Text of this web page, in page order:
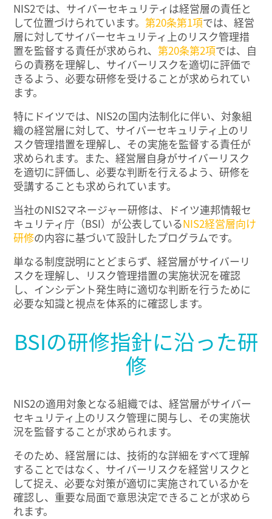
NIS2では、サイバーセキュリティは経営層の責任と
して位置づけられています。第20条第1項では、経営
層に対してサイバーセキュリティ上のリスク管理措
置を監督する責任が求められ、第20条第2項では、自
らの責務を理解し、サイバーリスクを適切に評価で
きるよう、必要な研修を受けることが求められてい
ます。
特にドイツでは、NIS2の国内法制化に伴い、対象組
織の経営層に対して、サイバーセキュリティ上のリ
スク管理措置を理解し、その実施を監督する責任が
求められます。また、経営層自身がサイバーリスク
を適切に評価し、必要な判断を行えるよう、研修を
受講することも求められています。
当社のNIS2マネージャー研修は、ドイツ連邦情報セ
キュリティ庁（BSI）が公表しているNIS2経営層向け
研修の内容に基づいて設計したプログラムです。
単なる制度説明にとどまらず、経営層がサイバーリ
スクを理解し、リスク管理措置の実施状況を確認
し、インシデント発生時に適切な判断を行うために
必要な知識と視点を体系的に確認します。
BSIの研修指針に沿った研
修
NIS2の適用対象となる組織では、経営層がサイバー
セキュリティ上のリスク管理に関与し、その実施状
況を監督することが求められます。
そのため、経営層には、技術的な詳細をすべて理解
することではなく、サイバーリスクを経営リスクと
して捉え、必要な対策が適切に実施されているかを
確認し、重要な局面で意思決定できることが求めら
れます。